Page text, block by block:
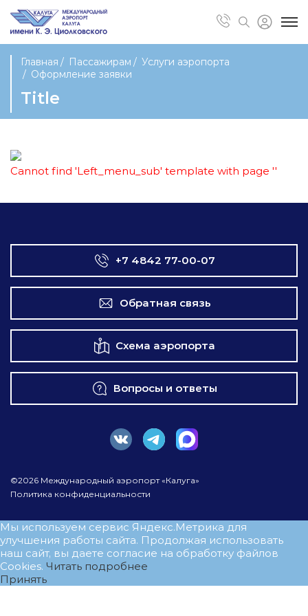
Главная Пассажирам
Услуги аэропорта
Оформление заявки
Title
Cannot find 'Left_menu_sub' template with page ''
+7 4842 77-00-07
Обратная связь
Схема аэропорта
Вопросы и ответы
©2026 Международный аэропорт «Калуга»
Политика конфиденциальности
Мы используем сервис Яндекс.Метрика для
улучшения работы сайта. Продолжая использовать
наш сайт, вы даете согласие на обработку файлов
Cookies. Читать подробнее
Принять